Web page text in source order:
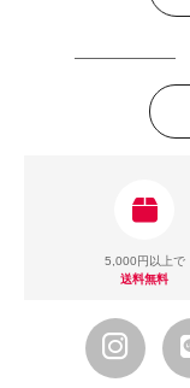
5,000円以上で
送料無料